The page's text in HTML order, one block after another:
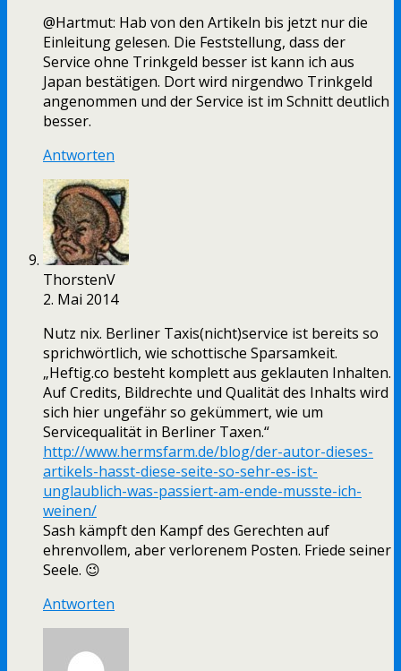
@Hartmut: Hab von den Artikeln bis jetzt nur die
Einleitung gelesen. Die Feststellung, dass der
Service ohne Trinkgeld besser ist kann ich aus
Japan bestätigen. Dort wird nirgendwo Trinkgeld
angenommen und der Service ist im Schnitt deutlich
besser.
Antworten
ThorstenV
2. Mai 2014
Nutz nix. Berliner Taxis(nicht)service ist bereits so
sprichwörtlich, wie schottische Sparsamkeit.
„Heftig.co besteht komplett aus geklauten Inhalten.
Auf Credits, Bildrechte und Qualität des Inhalts wird
sich hier ungefähr so gekümmert, wie um
Servicequalität in Berliner Taxen.“
http://www.hermsfarm.de/blog/der-autor-dieses-
artikels-hasst-diese-seite-so-sehr-es-ist-
unglaublich-was-passiert-am-ende-musste-ich-
weinen/
Sash kämpft den Kampf des Gerechten auf
ehrenvollem, aber verlorenem Posten. Friede seiner
Seele. 😉
Antworten